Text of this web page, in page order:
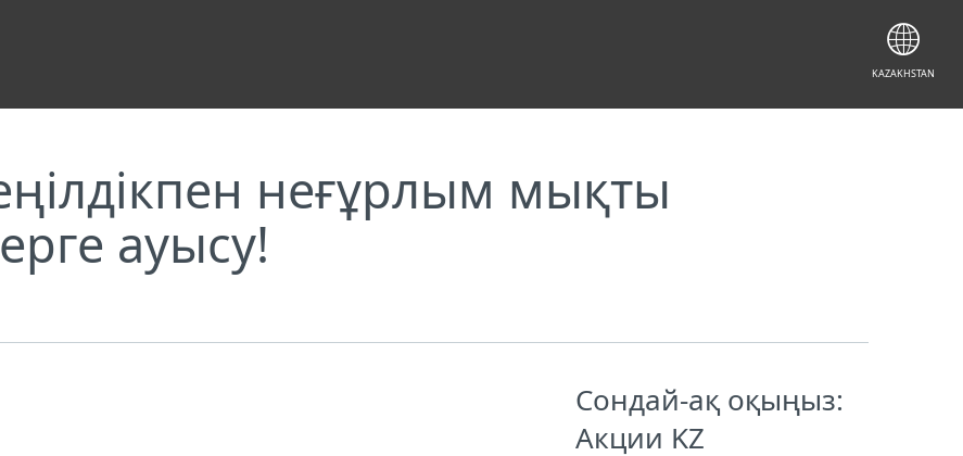
неғұрлым мықты
ауысу!
Сондай-ақ оқыңыз:
Акции KZ
шешімдерге ауысу!
KAZAKHSTAN